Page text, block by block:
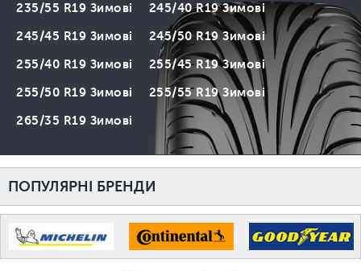
235/55 R19 Зимові
245/40 R19 Зимові
245/45 R19 Зимові
245/50 R19 Зимові
255/40 R19 Зимові
255/45 R19 Зимові
255/50 R19 Зимові
255/55 R19 Зимові
265/35 R19 Зимові
ПОПУЛЯРНІ БРЕНДИ